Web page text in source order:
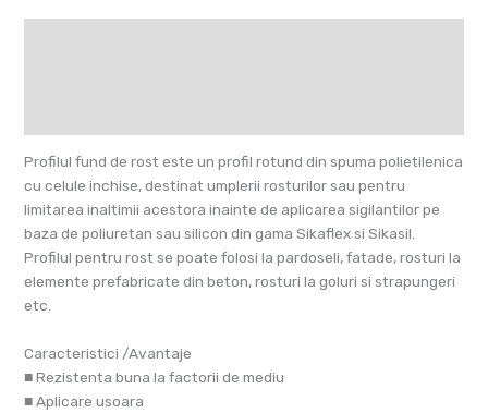
Profilul fund de rost este un profil rotund din spuma polietilenica
cu celule inchise, destinat umplerii rosturilor sau pentru
limitarea inaltimii acestora inainte de aplicarea sigilantilor pe
baza de poliuretan sau silicon din gama Sikaflex si Sikasil.
Profilul pentru rost se poate folosi la pardoseli, fatade, rosturi la
elemente prefabricate din beton, rosturi la goluri si strapungeri
etc.
Caracteristici /Avantaje
■ Rezistenta buna la factorii de mediu
■ Aplicare usoara